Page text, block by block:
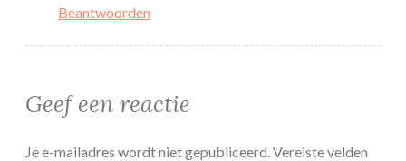
Beantwoorden
Geef een reactie
Je e-mailadres wordt niet gepubliceerd.Vereiste velden